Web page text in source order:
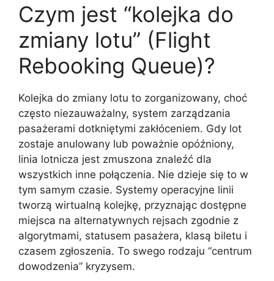
Czym jest “kolejka do
zmiany lotu” (Flight
Rebooking Queue)?
Kolejka do zmiany lotu to zorganizowany, choć
często niezauważalny, system zarządzania
pasażerami dotkniętymi zakłóceniem. Gdy lot
zostaje anulowany lub poważnie opóźniony,
linia lotnicza jest zmuszona znaleźć dla
wszystkich inne połączenia. Nie dzieje się to w
tym samym czasie. Systemy operacyjne linii
tworzą wirtualną kolejkę, przyznając dostępne
miejsca na alternatywnych rejsach zgodnie z
algorytmami, statusem pasażera, klasą biletu i
czasem zgłoszenia. To swego rodzaju “centrum
dowodzenia” kryzysem.